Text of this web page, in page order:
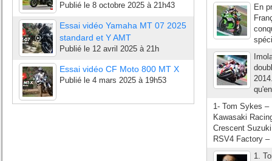
Publié le 8 octobre 2025 à 21h43
Essai vidéo Yamaha MT 07 2025
standard et Y AMT
Publié le 12 avril 2025 à 21h
Essai vidéo CF Moto 800 MT X
Publié le 4 mars 2025 à 19h53
En
1- Tom Sykes –
Kawasaki
Crescent
RSV4 Factory
1.